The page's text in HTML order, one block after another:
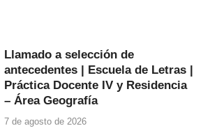
Llamado a selección de
antecedentes | Escuela de Letras |
Práctica Docente IV y Residencia
– Área Geografía
7 de agosto de 2026